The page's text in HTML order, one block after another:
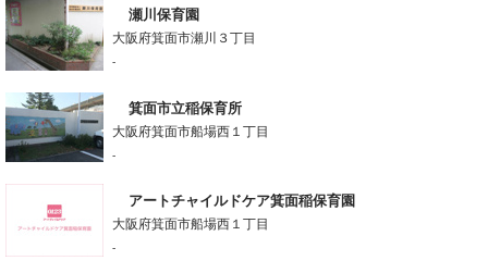
瀬川保育園
大阪府箕面市瀬川３丁目
-
箕面市立稲保育所
大阪府箕面市船場西１丁目
-
アートチャイルドケア箕面稲保育園
大阪府箕面市船場西１丁目
-